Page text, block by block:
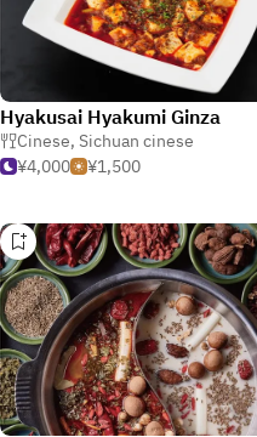
Hyakusai Hyakumi Ginza
Cinese, Sichuan cinese
¥4,000
¥1,500